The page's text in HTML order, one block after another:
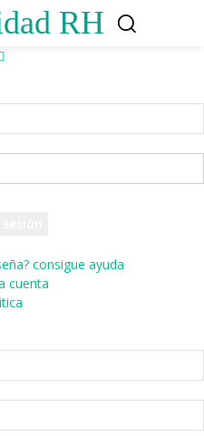
RH
consigue ayuda
cuenta